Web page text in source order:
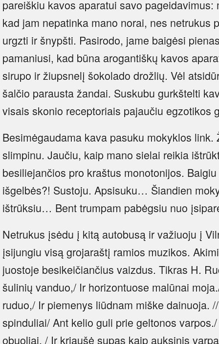
pareiškiu kavos aparatui savo
kad jam nepatinka mano norai, nes netrukus
urgzti ir šnypšti. Pasirodo, jame baigėsi
pamaniusi, kad būna arogantiškų kavos
sirupo ir žiupsnelį šokolado drožlių. Vėl
šalčio parausta žandai. Suskubu gurkštelti
visais skonio receptoriais pajaučiu egzotikos
Besimėgaudama kava pasuku mokyklos
slimpinu. Jaučiu, kaip mano sielai reikia
besiliejančios pro kraštus monotonijos.
išgelbės?! Sustoju. Apsisuku… Šiandien
ištrūksiu… Bent trumpam pabėgsiu nuo
Netrukus įsėdu į kitą autobusą ir važiuoju į
įsijungiu visą grojaraštį ramios muzikos.
juostoje besikeičiančius vaizdus. Tikras H.
šulinių vanduo,/ Ir horizontuose malūnai
ruduo,/ Ir piemenys liūdnam miške dainuoja.
spinduliai/ Ant kelio guli prie geltonos
obuoliai, / Ir kriaušė supas kaip auksinis